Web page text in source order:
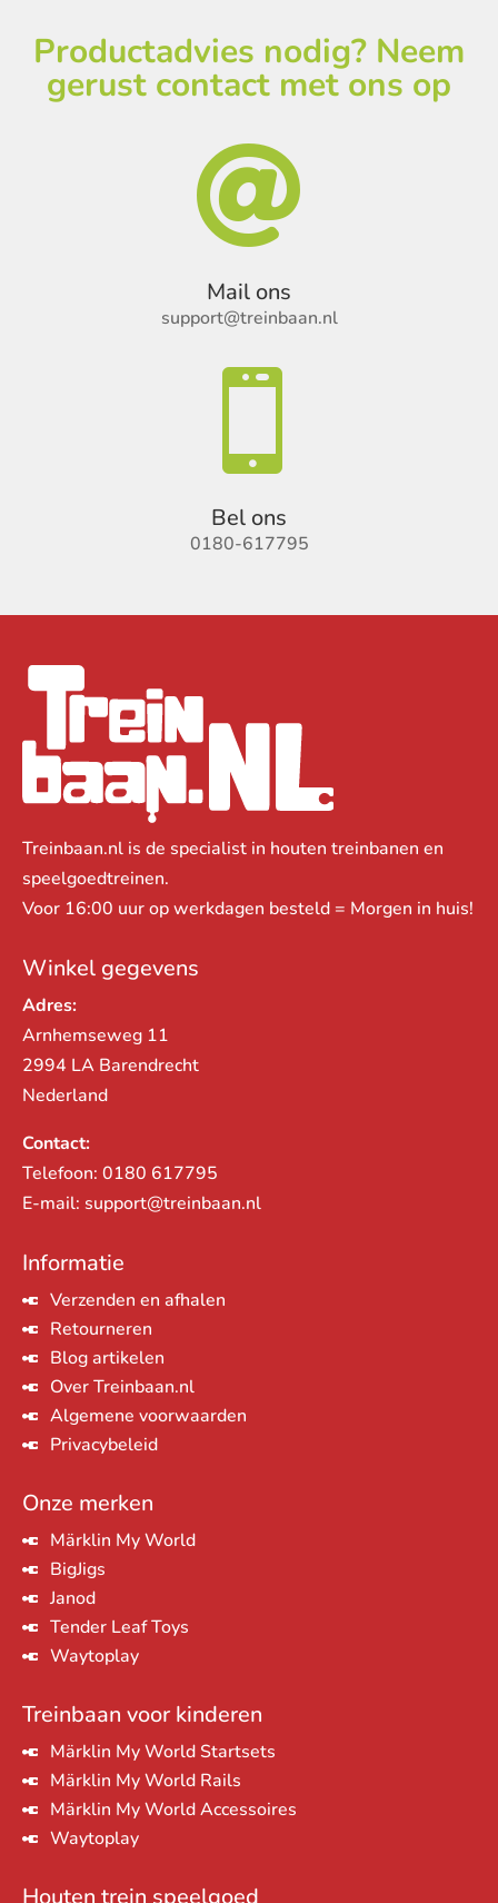
Productadvies nodig? Neem
gerust contact met ons op

Mail ons
support@treinbaan.nl

Bel ons
0180-617795
Treinbaan.nl is de specialist in houten treinbanen en
speelgoedtreinen.
Voor 16:00 uur op werkdagen besteld = Morgen in huis!
Winkel gegevens
Adres:
Arnhemseweg 11
2994 LA Barendrecht
Nederland
Contact:
Telefoon: 0180 617795
E-mail: support@treinbaan.nl
Informatie
Verzenden en afhalen
Retourneren
Blog artikelen
Over Treinbaan.nl
Algemene voorwaarden
Privacybeleid
Onze merken
Märklin My World
BigJigs
Janod
Tender Leaf Toys
Waytoplay
Treinbaan voor kinderen
Märklin My World Startsets
Märklin My World Rails
Märklin My World Accessoires
Waytoplay